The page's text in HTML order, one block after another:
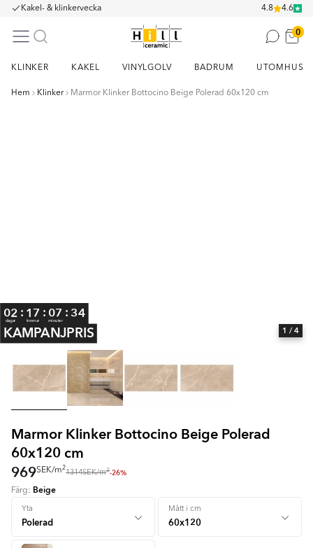
Kakel- & klinkervecka 4.8 4.6
0
KLINKER KAKEL VINYLGOLV BADRUM UTOMHUS
Hem Klinker Marmor Klinker Bottocino Beige Polerad 60x120 cm
02
dagar
: 17
timmar
: 07
minuter
:33
KAMPANJPRIS 1 / 4
Marmor Klinker Bottocino Beige Polerad
60x120 cm
969SEK/m2
1314SEK/m2-26%
Färg: Beige
Yta Mått i cm